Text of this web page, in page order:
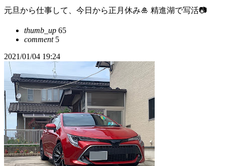
元旦から仕事して、今日から正月休み🎍 精進湖で写活📷
thumb_up 65
comment5
2021/01/04 19:24